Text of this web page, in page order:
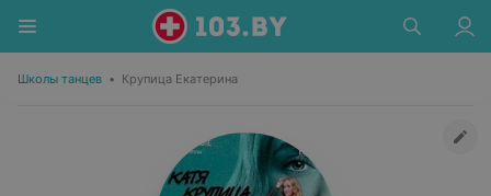
Школы танцев • Крупица Екатерина